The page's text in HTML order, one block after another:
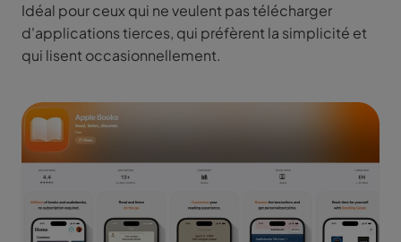
Idéal pour ceux qui ne veulent pas télécharger
d'applications tierces, qui préfèrent la simplicité et
qui lisent occasionnellement.